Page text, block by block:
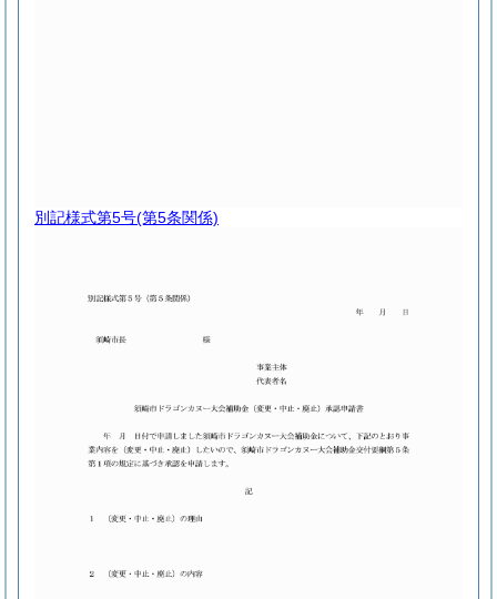
別記様式第5号(第5条関係)